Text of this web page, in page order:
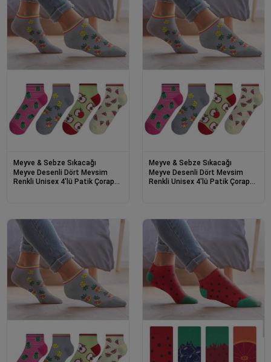
Meyve & Sebze Sıkacağı
Meyve Desenli Dört Mevsim
Renkli Unisex 4'lü Patik Çorap
Meyve & Sebze Sıkacağı
Meyve Desenli Dört Mevsim
Renkli Unisex 4'lü Patik Çorap